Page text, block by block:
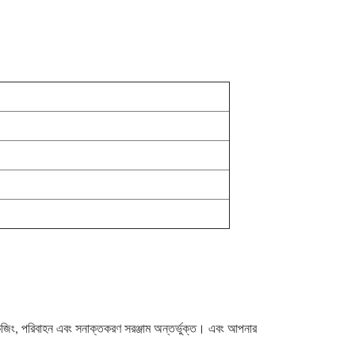
পরিবাহন এবং সনাক্তকরণ সরঞ্জাম অন্তর্ভুক্ত। এবং আপনার